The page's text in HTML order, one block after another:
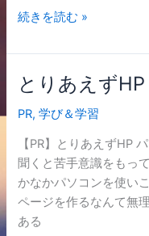
続きを読む »
とりあえずHP
PR,学び＆学習
【PR】とりあえずHP
聞くと苦手意識をもっ
かなかパソコンを使い
ページを作るなんて無
ある
と
あ
え
ず
HP